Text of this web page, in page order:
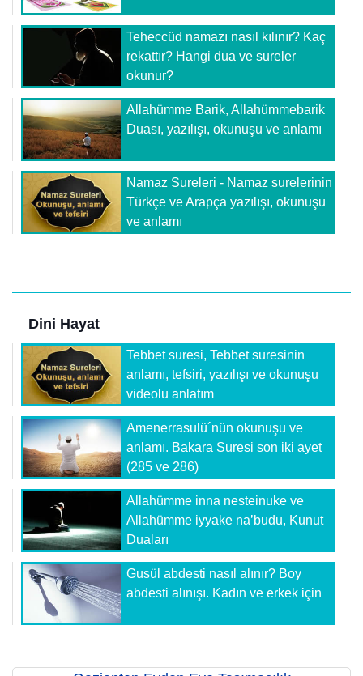
Teheccüd namazı nasıl kılınır? Kaç
rekattır? Hangi dua ve sureler
okunur?
Allahümme Barik, Allahümmebarik
Duası, yazılışı, okunuşu ve anlamı
Namaz Sureleri - Namaz surelerinin
Türkçe ve Arapça yazılışı, okunuşu
ve anlamı
Dini Hayat
Tebbet suresi, Tebbet suresinin
anlamı, tefsiri, yazılışı ve okunuşu
videolu anlatım
Amenerrasulü´nün okunuşu ve
anlamı. Bakara Suresi son iki ayet
(285 ve 286)
Allahümme inna nesteinuke ve
Allahümme iyyake na’budu, Kunut
Duaları
Gusül abdesti nasıl alınır? Boy
abdesti alınışı. Kadın ve erkek için